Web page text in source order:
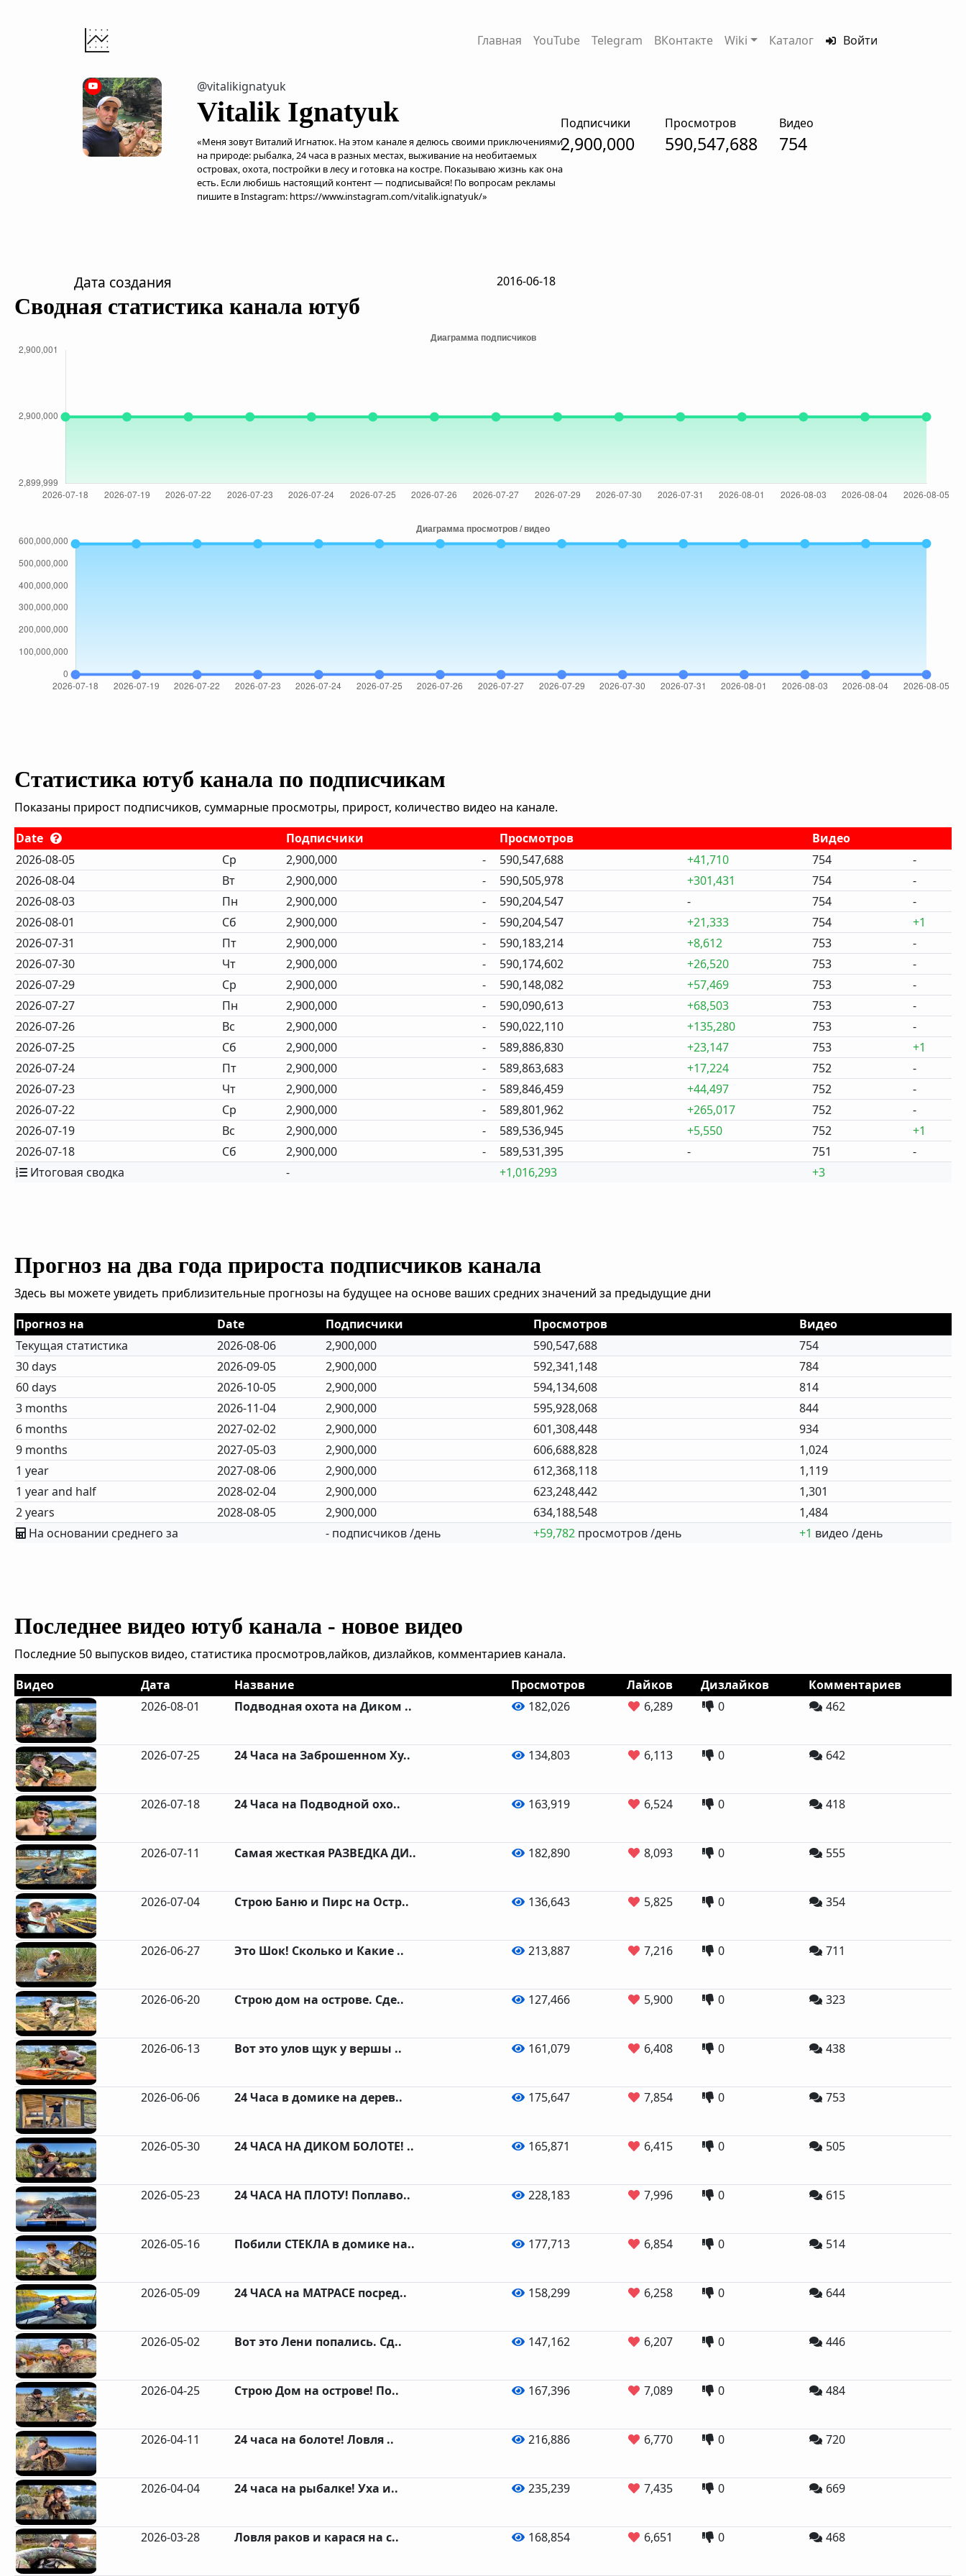
Главная YouTube Telegram ВКонтакте Wiki Каталог Войти
@vitalikignatyuk
Vitalik Ignatyuk
«Меня зовут Виталий Игнатюк. На этом канале я делюсь своими приключениями
на природе: рыбалка, 24 часа в разных местах, выживание на необитаемых
островах, охота, постройки в лесу и готовка на костре. Показываю жизнь как она
есть. Если любишь настоящий контент — подписывайся! По вопросам рекламы
пишите в Instagram: https://www.instagram.com/vitalik.ignatyuk/»
Подписчики
2,900,000
Просмотров
590,547,688
Видео
754
Дата создания 2016-06-18
Сводная статистика канала ютуб
Статистика ютуб канала по подписчикам
Показаны прирост подписчиков, суммарные просмотры, прирост, количество видео на канале.
Date
Подписчики Просмотров
Видео
2026-08-05
Ср 2,900,000 - 590,547,688 +41,710 754
-
2026-08-04
Вт 2,900,000 - 590,505,978 +301,431 754
-
2026-08-03
Пн 2,900,000 - 590,204,547 - 754
-
2026-08-01
Сб 2,900,000 - 590,204,547 +21,333 754
+1
2026-07-31
Пт 2,900,000 - 590,183,214 +8,612 753
-
2026-07-30
Чт 2,900,000 - 590,174,602 +26,520 753
-
2026-07-29
Ср 2,900,000 - 590,148,082 +57,469 753
-
2026-07-27
Пн 2,900,000 - 590,090,613 +68,503 753
-
2026-07-26
Вс 2,900,000 - 590,022,110 +135,280 753
-
2026-07-25
Сб 2,900,000 - 589,886,830 +23,147 753
+1
2026-07-24
Пт 2,900,000 - 589,863,683 +17,224 752
-
2026-07-23
Чт 2,900,000 - 589,846,459 +44,497 752
-
2026-07-22
Ср 2,900,000 - 589,801,962 +265,017 752
-
2026-07-19
Вс 2,900,000 - 589,536,945 +5,550 752
+1
2026-07-18
Сб 2,900,000 - 589,531,395 - 751
-
Итоговая сводка
- +1,016,293 +3
Прогноз на два года прироста подписчиков канала
Здесь вы можете увидеть приблизительные прогнозы на будущее на основе ваших средних значений за предыдущие дни
Прогноз на
Date Подписчики Просмотров
Видео
Текущая статистика
2026-08-06 2,900,000 590,547,688
754
30 days
2026-09-05 2,900,000 592,341,148
784
60 days
2026-10-05 2,900,000 594,134,608
814
3 months
2026-11-04 2,900,000 595,928,068
844
6 months
2027-02-02 2,900,000 601,308,448
934
9 months
2027-05-03 2,900,000 606,688,828
1,024
1 year
2027-08-06 2,900,000 612,368,118
1,119
1 year and half
2028-02-04 2,900,000 623,248,442
1,301
2 years
2028-08-05 2,900,000 634,188,548
1,484
На основании среднего за
- подписчиков /день +59,782 просмотров /день +1 видео /день
Последнее видео ютуб канала - новое видео
Последние 50 выпусков видео, статистика просмотров,лайков, дизлайков, комментариев канала.
Видео
Дата Название Просмотров Лайков Дизлайков
Комментариев
2026-08-01
Подводная охота на Диком .. 182,026 6,289 0 462
2026-07-25 24 Часа на Заброшенном Ху.. 134,803 6,113 0 642
2026-07-18 24 Часа на Подводной охо.. 163,919 6,524 0 418
2026-07-11 Самая жесткая РАЗВЕДКА ДИ.. 182,890 8,093 0 555
2026-07-04 Строю Баню и Пирс на Остр.. 136,643 5,825 0 354
2026-06-27 Это Шок! Сколько и Какие .. 213,887 7,216 0 711
2026-06-20 Строю дом на острове. Сде.. 127,466 5,900 0 323
2026-06-13 Вот это улов щук у вершы .. 161,079 6,408 0 438
2026-06-06 24 Часа в домике на дерев.. 175,647 7,854 0 753
2026-05-30 24 ЧАСА НА ДИКОМ БОЛОТЕ! .. 165,871 6,415 0 505
2026-05-23 24 ЧАСА НА ПЛОТУ! Поплаво.. 228,183 7,996 0 615
2026-05-16 Побили СТЕКЛА в домике на.. 177,713 6,854 0 514
2026-05-09 24 ЧАСА на МАТРАСЕ посред.. 158,299 6,258 0 644
2026-05-02 Вот это Лени попались. Сд.. 147,162 6,207 0 446
2026-04-25 Строю Дом на острове! По.. 167,396 7,089 0 484
2026-04-11 24 часа на болоте! Ловля .. 216,886 6,770 0 720
2026-04-04 24 часа на рыбалке! Уха и.. 235,239 7,435 0 669
2026-03-28 Ловля раков и карася на с.. 168,854 6,651 0 468